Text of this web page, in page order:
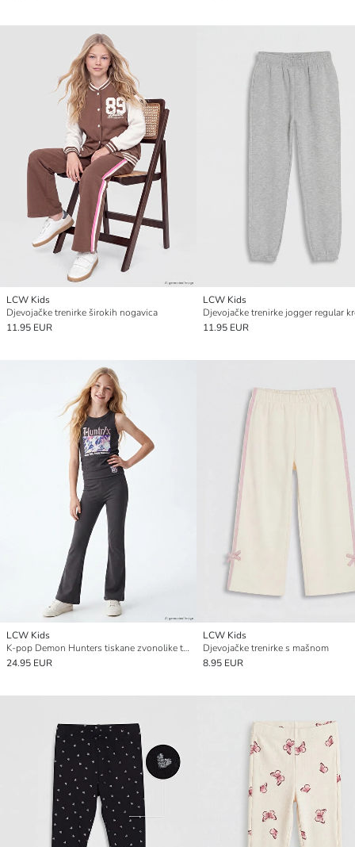
LCW Kids
Djevojačke trenirke širokih nogavica
11.95 EUR
LCW Kids
Djevojačke trenirke jogger regular
11.95 EUR
LCW Kids
K-pop Demon Hunters tiskane zvonolike tajice za djevojčice
24.95 EUR
LCW Kids
Djevojačke trenirke s mašnom
8.95 EUR